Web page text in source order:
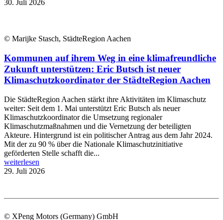
30. Juli 2026
© Marijke Stasch, StädteRegion Aachen
Kommunen auf ihrem Weg in eine klimafreundliche
Zukunft unterstützen: Eric Butsch ist neuer
Klimaschutzkoordinator der StädteRegion Aachen
Die StädteRegion Aachen stärkt ihre Aktivitäten im Klimaschutz
weiter: Seit dem 1. Mai unterstützt Eric Butsch als neuer
Klimaschutzkoordinator die Umsetzung regionaler
Klimaschutzmaßnahmen und die Vernetzung der beteiligten
Akteure. Hintergrund ist ein politischer Antrag aus dem Jahr 2024.
Mit der zu 90 % über die Nationale Klimaschutzinitiative
geförderten Stelle schafft die...
weiterlesen
29. Juli 2026
© XPeng Motors (Germany) GmbH